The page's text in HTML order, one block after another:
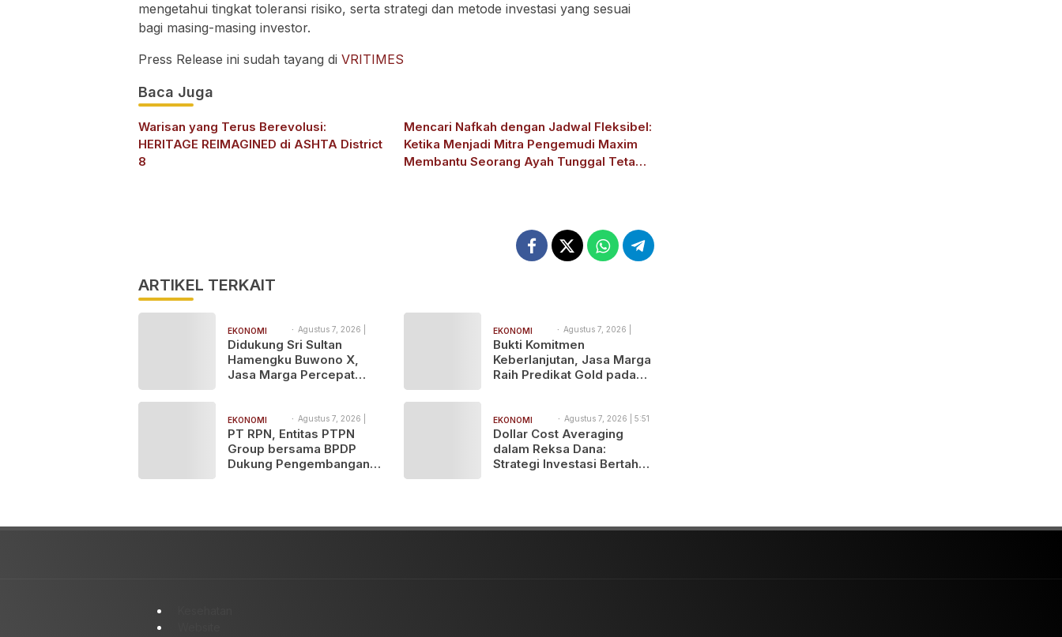
mengetahui tingkat toleransi risiko, serta strategi dan metode investasi yang sesuai
bagi masing-masing investor.
Press Release ini sudah tayang di VRITIMES
Baca Juga
Warisan yang Terus Berevolusi:
HERITAGE REIMAGINED di ASHTA District
8
Mencari Nafkah dengan Jadwal Fleksibel:
Ketika Menjadi Mitra Pengemudi Maxim
Membantu Seorang Ayah Tunggal Tetap
ARTIKEL TERKAIT
EKONOMI
BISNIS
Agustus 7, 2026 |
9:27 pm
Didukung Sri Sultan
Hamengku Buwono X,
Jasa Marga Percepat
untuk Dukung Konektivitas
DIY
EKONOMI
BISNIS
Agustus 7, 2026 |
9:19 pm
Bukti Komitmen
Keberlanjutan, Jasa Marga
Raih Predikat Gold pada
EKONOMI
BISNIS
Agustus 7, 2026 |
6:25 pm
PT RPN, Entitas PTPN
Group bersama BPDP
Dukung Pengembangan
EKONOMI
BISNIS
Agustus 7, 2026 | 5:51
pm
Dollar Cost Averaging
dalam Reksa Dana:
Strategi Investasi Bertahap